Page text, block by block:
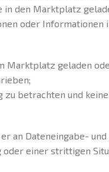
in den Marktplatz
oder
Marktplatz geladen
betrachten und
an Dateneingabe-
einer strittigen